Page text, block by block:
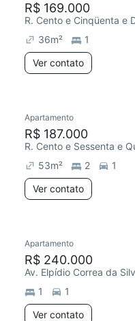
R$ 169.000
R. Cento e Cinqüenta e
36m²
1
Ver contato
Apartamento
R$ 187.000
R. Cento e Sessenta e
53m² 2
1
Ver contato
Apartamento
R$ 240.000
Av. Elpídio Correa da
1
1
Ver contato